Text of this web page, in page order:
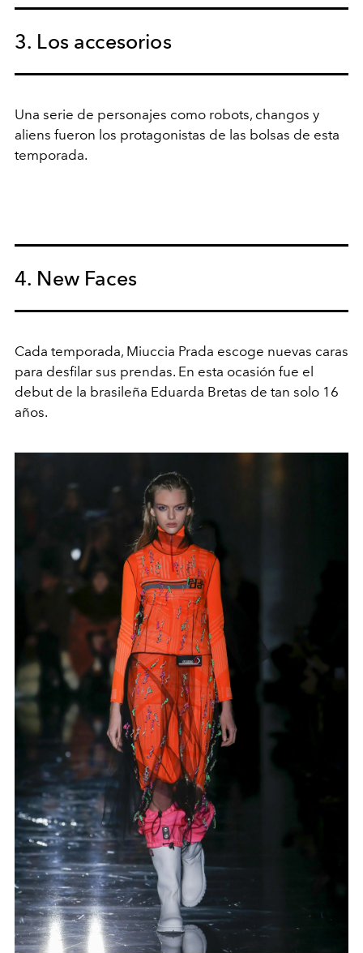
3. Los accesorios
Una serie de personajes como robots, changos y
aliens fueron los protagonistas de las bolsas de esta
temporada.
4. New Faces
Cada temporada, Miuccia Prada escoge nuevas caras
para desfilar sus prendas. En esta ocasión fue el
debut de la brasileña Eduarda Bretas de tan solo 16
años.